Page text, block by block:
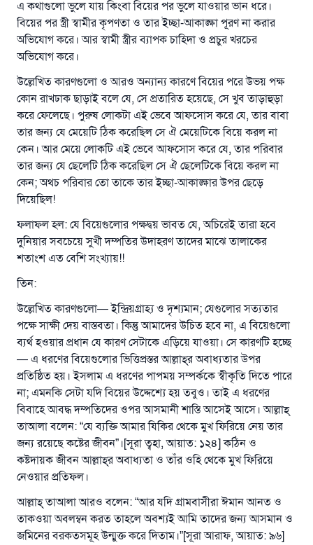
এ কথাগুলো ভুলে যায় কিংবা বিয়ের পর ভুলে যাওয়ার ভান ধরে।
বিয়ের পর স্ত্রী স্বামীর কৃপণতা ও তার ইচ্ছা-আকাঙ্ক্ষা পূরণ না করার
অভিযোগ করে। আর স্বামী স্ত্রীর ব্যাপক চাহিদা ও প্রচুর খরচের
অভিযোগ করে।
উল্লেখিত কারণগুলো ও আরও অন্যান্য কারণে বিয়ের পরে উভয় পক্ষ
কোন রাখঢাক ছাড়াই বলে যে, সে প্রতারিত হয়েছে, সে খুব তাড়াহুড়া
করে ফেলেছে। পুরুষ লোকটা এই ভেবে আফসোস করে যে, তার বাবা
তার জন্য যে মেয়েটি ঠিক করেছিল সে ঐ মেয়েটিকে বিয়ে করল না
কেন। আর মেয়ে লোকটি এই ভেবে আফসোস করে যে, তার পরিবার
তার জন্য যে ছেলেটি ঠিক করেছিল সে ঐ ছেলেটিকে বিয়ে করল না
কেন; অথচ পরিবার তো তাকে তার ইচ্ছা-আকাঙ্ক্ষার উপর ছেড়ে
দিয়েছিল!
ফলাফল হল: যে বিয়েগুলোর পক্ষদ্বয় ভাবত যে, অচিরেই তারা হবে
দুনিয়ার সবচেয়ে সুখী দম্পতির উদাহরণ তাদের মাঝে তালাকের
শতাংশ এত বেশি সংখ্যায়!!
তিন:
উল্লেখিত কারণগুলো— ইন্দ্রিয়গ্রাহ্য ও দৃশ্যমান; যেগুলোর সত্যতার
পক্ষে সাক্ষী দেয় বাস্তবতা। কিন্তু আমাদের উচিত হবে না, এ বিয়েগুলো
ব্যর্থ হওয়ার প্রধান যে কারণ সেটাকে এড়িয়ে যাওয়া। সে কারণটি হচ্ছে
— এ ধরণের বিয়েগুলোর ভিত্তিপ্রস্তর আল্লাহ্‌র অবাধ্যতার উপর
প্রতিষ্ঠিত হয়। ইসলাম এ ধরণের পাপময় সম্পর্ককে স্বীকৃতি দিতে পারে
না; এমনকি সেটা যদি বিয়ের উদ্দেশ্যে হয় তবুও। তাই এ ধরণের
বিবাহে আবদ্ধ দম্পতিদের ওপর আসমানী শাস্তি আসেই আসে। আল্লাহ্‌
তাআলা বলেন: “যে ব্যক্তি আমার যিকির থেকে মুখ ফিরিয়ে নেয় তার
জন্য রয়েছে কষ্টের জীবন”।[সূরা ত্বহা, আয়াত: ১২৪] কঠিন ও
কষ্টদায়ক জীবন আল্লাহ্‌র অবাধ্যতা ও তাঁর ওহি থেকে মুখ ফিরিয়ে
নেওয়ার প্রতিফল।
আল্লাহ্‌ তাআলা আরও বলেন: “আর যদি গ্রামবাসীরা ঈমান আনত ও
তাকওয়া অবলম্বন করত তাহলে অবশ্যই আমি তাদের জন্য আসমান ও
জমিনের বরকতসমূহ উন্মুক্ত করে দিতাম।”[সূরা আরাফ, আয়াত: ৯৬]
সওয়াব পাবে
(সহিহ মুসলিম; ১৮৯৩)
এখনই শরীক হোন